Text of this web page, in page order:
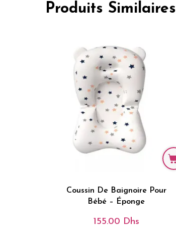
Produits Similaires
Coussin De Baignoire Pour
Bébé – Éponge
155.00 Dhs